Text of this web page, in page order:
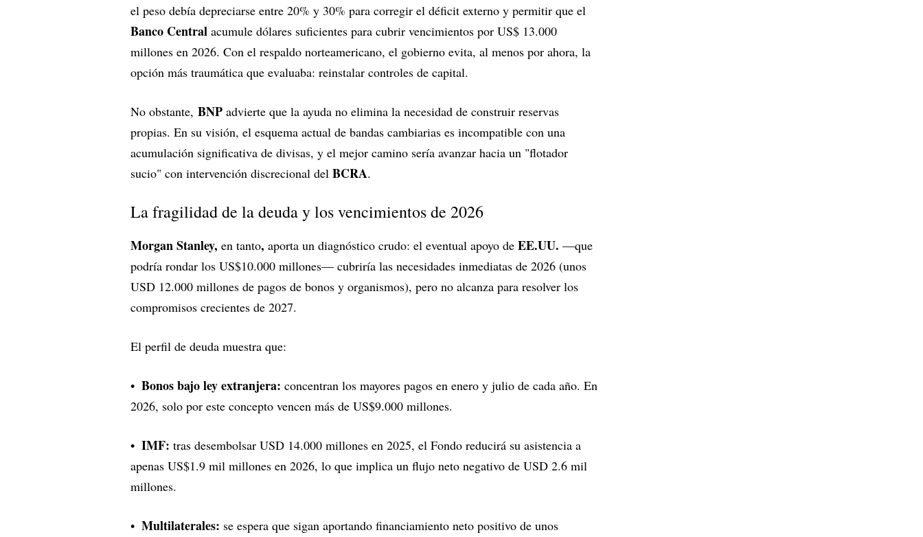
el peso debía depreciarse entre 20% y 30% para corregir el déficit externo y permitir que el
Banco Central acumule dólares suficientes para cubrir vencimientos por US$ 13.000
millones en 2026. Con el respaldo norteamericano, el gobierno evita, al menos por ahora, la
opción más traumática que evaluaba: reinstalar controles de capital.
No obstante, BNP advierte que la ayuda no elimina la necesidad de construir reservas
propias. En su visión, el esquema actual de bandas cambiarias es incompatible con una
acumulación significativa de divisas, y el mejor camino sería avanzar hacia un "flotador
sucio" con intervención discrecional del BCRA.
La fragilidad de la deuda y los vencimientos de 2026
Morgan Stanley, en tanto, aporta un diagnóstico crudo: el eventual apoyo de EE.UU. —que
podría rondar los US$10.000 millones— cubriría las necesidades inmediatas de 2026 (unos
USD 12.000 millones de pagos de bonos y organismos), pero no alcanza para resolver los
compromisos crecientes de 2027.
El perfil de deuda muestra que:
Bonos bajo ley extranjera: concentran los mayores pagos en enero y julio de cada año. En
2026, solo por este concepto vencen más de US$9.000 millones.
IMF: tras desembolsar USD 14.000 millones en 2025, el Fondo reducirá su asistencia a
apenas US$1.9 mil millones en 2026, lo que implica un flujo neto negativo de USD 2.6 mil
millones.
Multilaterales: se espera que sigan aportando financiamiento neto positivo de unos